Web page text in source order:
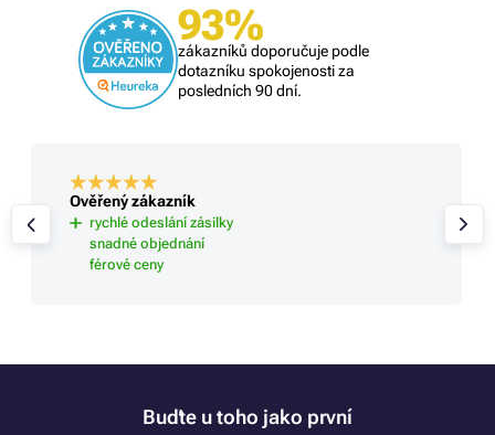
93%
zákazníků doporučuje podle
dotazníku spokojenosti za
posledních 90 dní.
Ověřený zákazník
rychlé odeslání zásilky
snadné objednání
férové ceny
Buďte u toho jako první